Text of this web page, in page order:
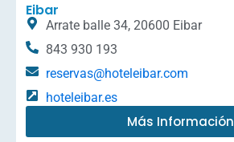
Eibar
Arrate balle 34, 20600 Eibar
843 930 193
reservas@hoteleibar.com
hoteleibar.es
Más Información